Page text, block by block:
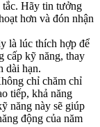
tắc. Hãy tin tưởng
hơn và đón nhận
là lúc thích hợp để
cấp kỹ năng, thay
dài hạn.
chỉ chăm chỉ
tiếp, khả năng
năng này sẽ giúp
động của năm